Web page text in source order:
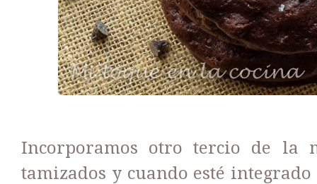
Incorporamos otro tercio de la
tamizados y cuando esté